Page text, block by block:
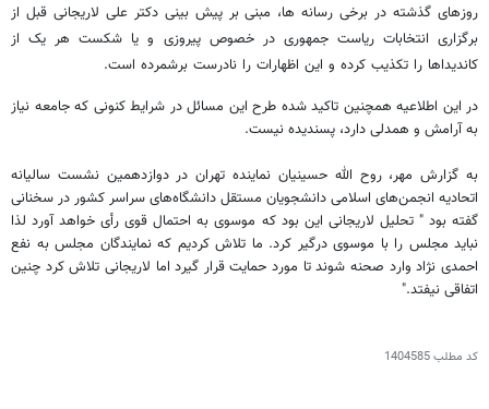
روزهای گذشته در برخی رسانه ‌ها، مبنی بر پیش بینی دکتر علی لاریجانی قبل از
برگزاری انتخابات ریاست جمهوری در خصوص پیروزی و یا شکست هر یک از
کاندیداها را تکذیب کرده و این اظهارات را نادرست برشمرده است.
در این اطلاعیه همچنین تاکید شده طرح این مسائل در شرایط کنونی که جامعه نیاز
به آرامش و همدلی دارد، پسندیده نیست.
به گزارش مهر، روح الله حسینیان نماینده تهران در دوازدهمین نشست سالیانه
اتحادیه انجمن‌های اسلامی دانشجویان مستقل دانشگاه‌های سراسر کشور در سخنانی
گفته بود " تحلیل لاریجانی این بود که موسوی به احتمال قوی رأی خواهد آورد لذا
نباید مجلس را با موسوی درگیر کرد. ما تلاش کردیم که نمایندگان مجلس به نفع
احمدی ‌نژاد وارد صحنه شوند تا مورد حمایت قرار گیرد اما لاریجانی تلاش کرد چنین
اتفاقی نیفتد."
کد مطلب1404585